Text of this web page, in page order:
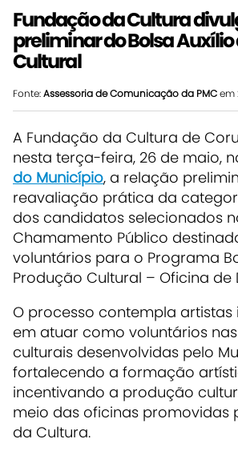
Fundação da Cultura
preliminar do Bolsa
Cultural
Fonte:Assessoria de Comunicação da PMCem
A Fundação da Cultura de
nesta terça-feira, 26 de maio,
do Município, a relação
reavaliação prática da
dos candidatos selecionados
Chamamento Público
voluntários para o Programa
Produção Cultural – Oficina de
O processo contempla artistas
em atuar como voluntários
culturais desenvolvidas pelo
fortalecendo a formação
incentivando a produção
meio das oficinas promovidas
da Cultura.